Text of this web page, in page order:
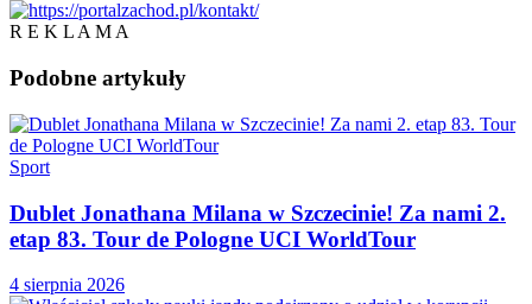
R E K L A M A
Podobne artykuły
Sport
Dublet Jonathana Milana w Szczecinie! Za nami 2.
etap 83. Tour de Pologne UCI WorldTour
4 sierpnia 2026